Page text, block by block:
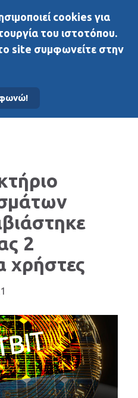
2
χρήστες
cookies για
του ιστοτόπου.
site συμφωνείτε στην